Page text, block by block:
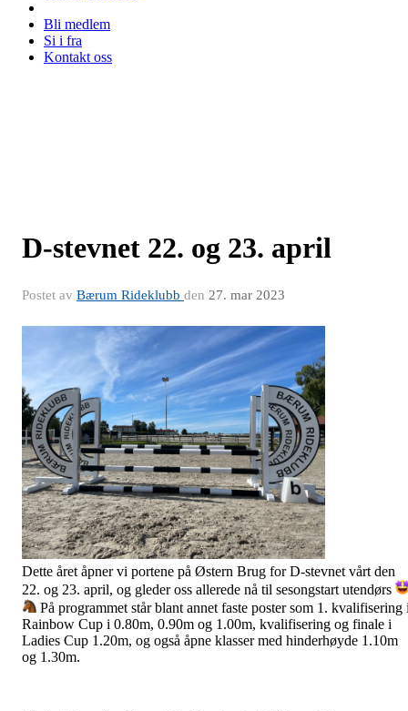
Bli medlem
Si i fra
Kontakt oss
D-stevnet 22. og 23. april
Postet av Bærum Rideklubb den 27. mar 2023
Dette året åpner vi portene på Østern Brug for D-stevnet vårt den
22. og 23. april, og gleder oss allerede nå til sesongstart utendørs
På programmet står blant annet faste poster som 1. kvalifisering
Rainbow Cup i 0.80m, 0.90m og 1.00m, kvalifisering og finale i
Ladies Cup 1.20m, og også åpne klasser med hinderhøyde 1.10m
og 1.30m.